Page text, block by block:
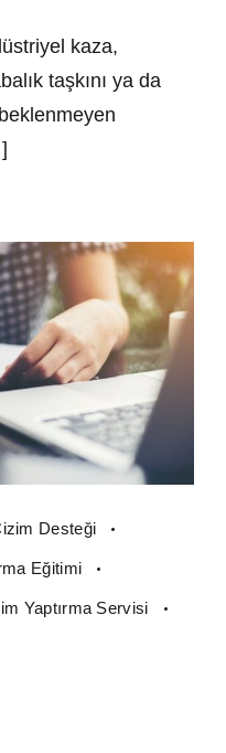
kaza,
taşkını ya da
Desteği
Eğitimi
Yaptırma Servisi